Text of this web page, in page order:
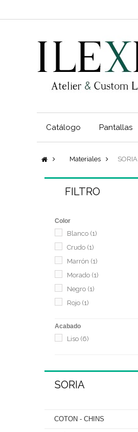
Catálogo Pantallas
Materiales SORIA
FILTRO
Color
Blanco (1)
Crudo (1)
Marrón (1)
Morado (1)
Negro (1)
Rojo (1)
Acabado
Liso (6)
SORIA
COTON - CHINS